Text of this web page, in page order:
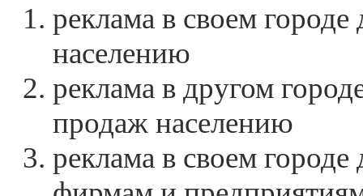
реклама в своем
населению
реклама в другом
продаж населению
реклама в своем